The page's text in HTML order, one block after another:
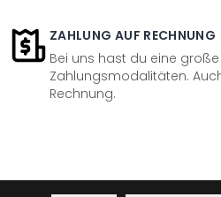
ZAHLUNG AUF RECHNUNG
Bei uns hast du eine
Zahlungsmodalitäten.
Rechnung.